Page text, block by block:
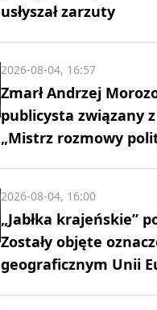
usłyszał zarzuty
Zmarł Andrzej
publicysta związany z
„Mistrz rozmowy
2026-08-04, 16:57
„Jabłka krajeńskie”
Zostały objęte
geograficznym Unii
2026-08-04, 16:00